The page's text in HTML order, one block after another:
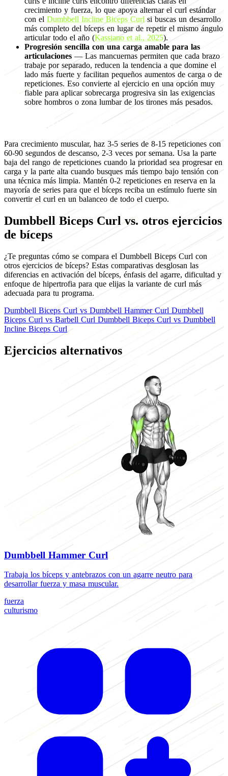
crecimiento y fuerza, lo que apoya alternar el curl estándar
con el Dumbbell Incline Biceps Curl si buscas un desarrollo
más completo del bíceps en lugar de repetir el mismo ángulo
articular todo el año (Kassiano et al., 2025).
Progresión sencilla con una carga amable para las
articulaciones — Las mancuernas permiten que cada brazo
trabaje por separado, reducen la tendencia a que domine el
lado más fuerte y facilitan pequeños aumentos de carga o de
repeticiones. Eso convierte al ejercicio en una opción muy
fiable para aplicar sobrecarga progresiva sin las exigencias
sobre hombros o zona lumbar de los tirones más pesados.
Para crecimiento muscular, haz 3-5 series de 8-15 repeticiones con
60-90 segundos de descanso, 2-3 veces por semana. Usa la parte
baja del rango de repeticiones cuando la prioridad sea progresar en
carga y la parte alta cuando busques más tiempo bajo tensión con
una técnica más limpia. Mantén 0-2 repeticiones en reserva en la
mayoría de series para que el bíceps reciba un estímulo fuerte sin
convertir el curl en un balanceo de todo el cuerpo.
Dumbbell Biceps Curl vs. otros ejercicios
de bíceps
¿Te preguntas cómo se compara el Dumbbell Biceps Curl con
otros ejercicios de bíceps? Estas comparativas desglosan las
diferencias en activación del bíceps, énfasis del agarre, dificultad y
enfoque de hipertrofia para que elijas la variante de curl más
adecuada para tu programa.
Dumbbell Biceps Curl vs Dumbbell Hammer Curl Dumbbell
Biceps Curl vs Barbell Curl Dumbbell Biceps Curl vs Dumbbell
Incline Biceps Curl
Ejercicios alternativos
Dumbbell Hammer Curl
Trabaja los bíceps y antebrazos con un agarre neutro para
desarrollar fuerza y masa muscular.
fuerza
culturismo